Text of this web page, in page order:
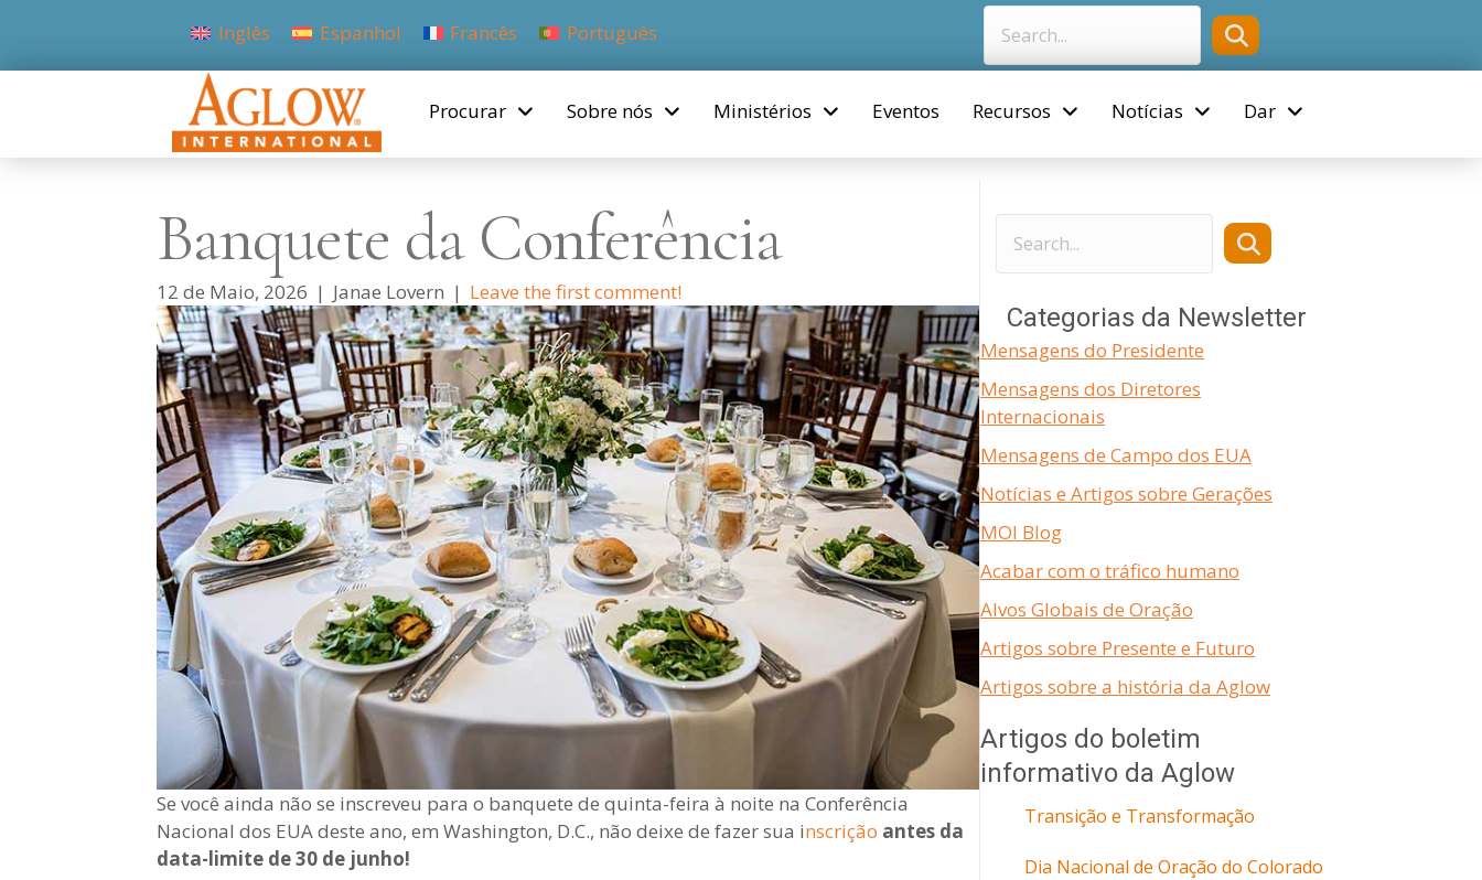
Inglês Espanhol Francês Português
Procurar Sobre nós Ministérios Eventos Recursos Notícias Dar
Banquete da Conferência
12 de Maio, 2026 | Janae Lovern | Leave the first comment!
Se você ainda não se inscreveu para o banquete de quinta-feira à noite na Conferência
Nacional dos EUA deste ano, em Washington, D.C., não deixe de fazer sua inscrição antes da
data-limite de 30 de junho!
Categorias da Newsletter
Mensagens do Presidente
Mensagens dos Diretores
Internacionais
Mensagens de Campo dos EUA
Notícias e Artigos sobre Gerações
MOI Blog
Acabar com o tráfico humano
Alvos Globais de Oração
Artigos sobre Presente e Futuro
Artigos sobre a história da Aglow
Artigos do boletim
informativo da Aglow
Transição e Transformação
Dia Nacional de Oração do Colorado